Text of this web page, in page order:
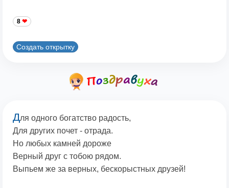
8
Создать открытку
Для одного богатство радость,
Для других почет - отрада.
Но любых камней дороже
Верный друг с тобою рядом.
Выпьем же за верных, бескорыстных друзей!